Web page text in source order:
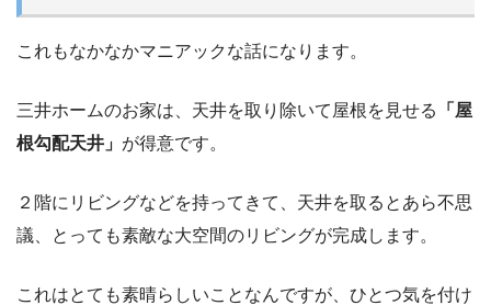
これもなかなかマニアックな話になります。
三井ホームのお家は、天井を取り除いて屋根を見せる
「屋
根勾配天井」 が得意です。
２階にリビングなどを持ってきて、天井を取るとあら不思
議、とっても素敵な大空間のリビングが完成します。
これはとても素晴らしいことなんですが、ひとつ気を付け